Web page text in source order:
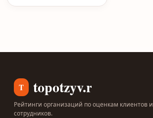
T topotzyv.ru
Рейтинги организаций по оценкам клиентов и
сотрудников.